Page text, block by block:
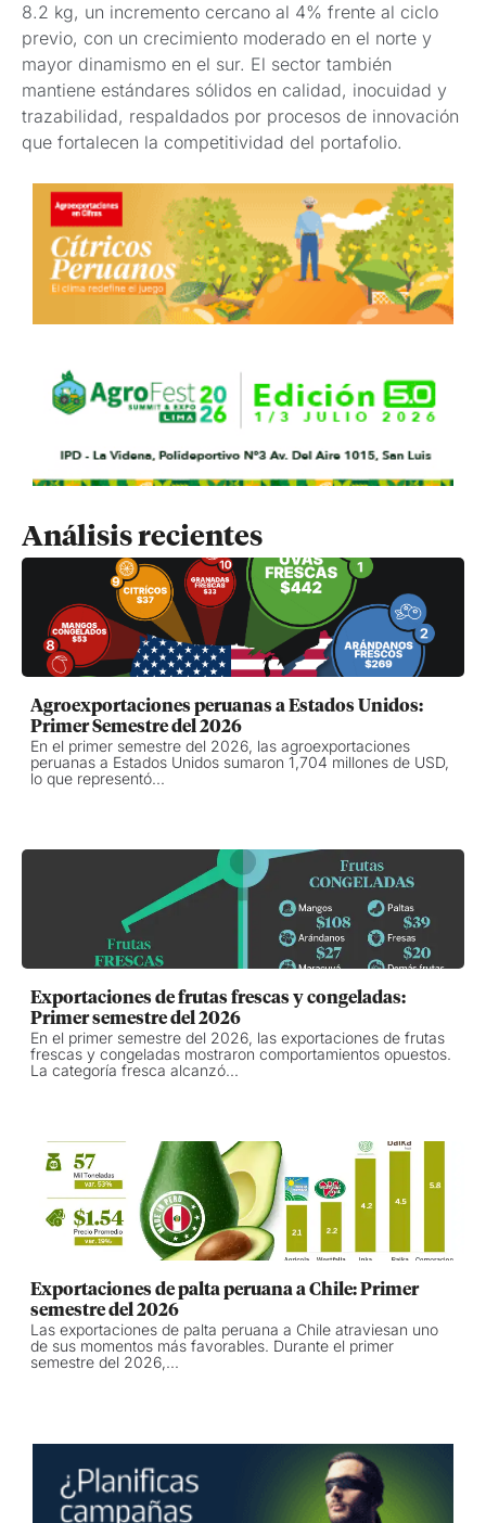
8.2 kg, un incremento cercano al 4% frente al ciclo
previo, con un crecimiento moderado en el norte y
mayor dinamismo en el sur. El sector también
mantiene estándares sólidos en calidad, inocuidad y
trazabilidad, respaldados por procesos de innovación
que fortalecen la competitividad del portafolio.
Análisis recientes
Agroexportaciones peruanas a Estados Unidos:
Primer Semestre del 2026
En el primer semestre del 2026, las agroexportaciones
peruanas a Estados Unidos sumaron 1,704 millones de USD,
lo que representó...
Exportaciones de frutas frescas y congeladas:
Primer semestre del 2026
En el primer semestre del 2026, las exportaciones de frutas
frescas y congeladas mostraron comportamientos opuestos.
La categoría fresca alcanzó...
Exportaciones de palta peruana a Chile: Primer
semestre del 2026
Las exportaciones de palta peruana a Chile atraviesan uno
de sus momentos más favorables. Durante el primer
semestre del 2026,...